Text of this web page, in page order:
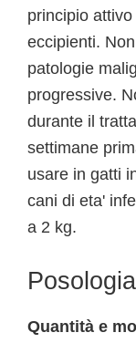
principio
eccipienti.
patologie
progressive.
durante il
settimane
usare in gatti
cani di eta'
a 2 kg.
Posologia
Quantità e